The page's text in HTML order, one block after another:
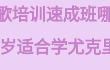
培训速成班
适合学尤克